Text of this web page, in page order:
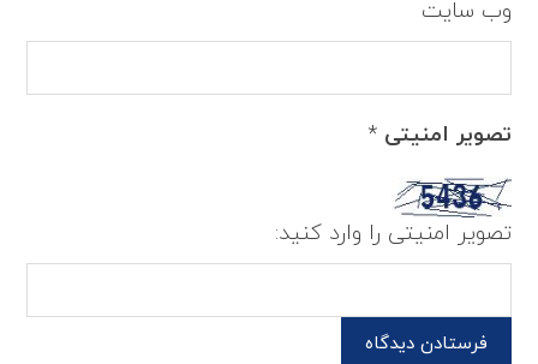
وب‌ سایت
تصویر امنیتی*
تصویر امنیتی را وارد کنید:
فرستادن دیدگاه